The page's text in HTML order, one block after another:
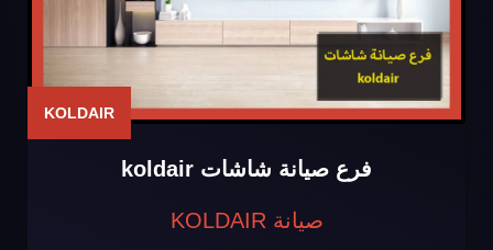
KOLDAIR
فرع صيانة شاشات koldair
صيانة KOLDAIR